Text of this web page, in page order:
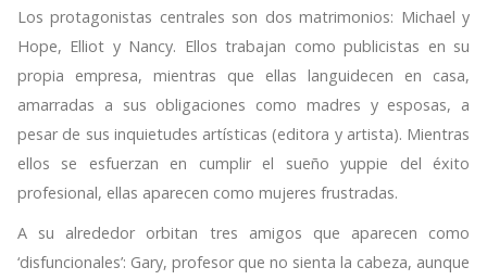
Los protagonistas centrales son dos matrimonios: Michael y
Hope, Elliot y Nancy. Ellos trabajan como publicistas en su
propia empresa, mientras que ellas languidecen en casa,
amarradas a sus obligaciones como madres y esposas, a
pesar de sus inquietudes artísticas (editora y artista). Mientras
ellos se esfuerzan en cumplir el sueño yuppie del éxito
profesional, ellas aparecen como mujeres frustradas.
A su alrededor orbitan tres amigos que aparecen como
‘disfuncionales’: Gary, profesor que no sienta la cabeza, aunque